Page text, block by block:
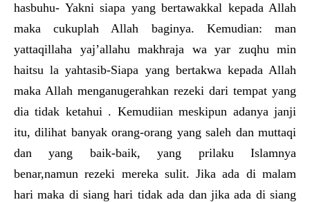
hasbuhu- Yakni siapa yang bertawakkal kepada Allah
maka cukuplah Allah baginya. Kemudian: man
yattaqillaha yaj’allahu makhraja wa yar zuqhu min
haitsu la yahtasib-Siapa yang bertakwa kepada Allah
maka Allah menganugerahkan rezeki dari tempat yang
dia tidak ketahui . Kemudiian meskipun adanya janji
itu, dilihat banyak orang-orang yang saleh dan muttaqi
dan yang baik-baik, yang prilaku Islamnya
benar,namun rezeki mereka sulit. Jika ada di malam
hari maka di siang hari tidak ada dan jika ada di siang